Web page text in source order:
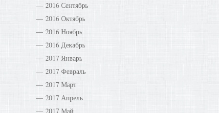
2016 Сентябрь
2016 Октябрь
2016 Ноябрь
2016 Декабрь
2017 Январь
2017 Февраль
2017 Март
2017 Апрель
2017 Май